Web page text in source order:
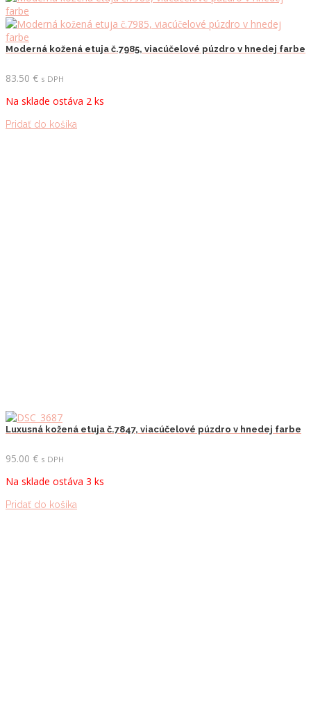
Moderná kožená etuja č.7985, viacúčelové púzdro v hnedej farbe
83.50 € s DPH
Na sklade ostáva 2 ks
Pridať do košíka
Luxusná kožená etuja č.7847, viacúčelové púzdro v hnedej farbe
95.00 € s DPH
Na sklade ostáva 3 ks
Pridať do košíka